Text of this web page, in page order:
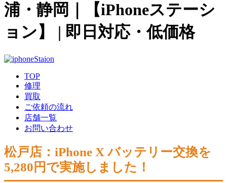
浦・静岡｜【iPhoneステーシ
ョン】 | 即日対応・低価格
TOP
修理
買取
ご依頼の流れ
店舗一覧
お問い合わせ
松戸店：iPhone X バッテリー交換を
5,280円で実施しました！